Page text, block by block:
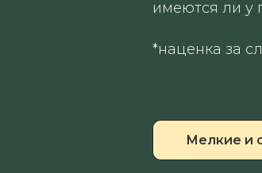
имеются ли у
*наценка за
Мелкие и